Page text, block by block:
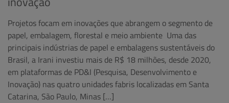
Projetos focam em inovações que abrangem o segmento de
papel, embalagem, florestal e meio ambiente Uma das
principais indústrias de papel e embalagens sustentáveis do
Brasil, a Irani investiu mais de R$ 18 milhões, desde 2020,
em plataformas de PD&I (Pesquisa, Desenvolvimento e
Inovação) nas quatro unidades fabris localizadas em Santa
Catarina, São Paulo, Minas […]